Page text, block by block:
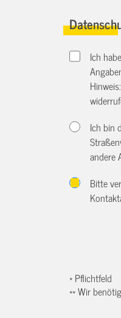
Ich
Ich bin
andere
Bitte
* Pflichtfeld
** Wir